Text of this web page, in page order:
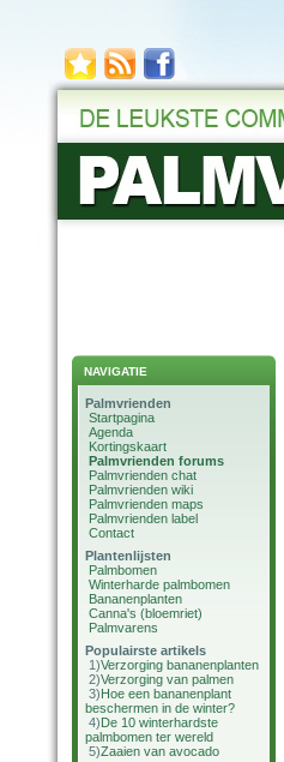
NAVIGATIE
Palmvrienden
Startpagina
Agenda
Kortingskaart
Palmvrienden forums
Palmvrienden chat
Palmvrienden wiki
Palmvrienden maps
Palmvrienden label
Contact
Plantenlijsten
Palmbomen
Winterharde palmbomen
Bananenplanten
Canna's (bloemriet)
Palmvarens
Populairste artikels
1)Verzorging bananenplanten
2)Verzorging van palmen
3)Hoe een bananenplant
beschermen in de winter?
4)De 10 winterhardste
palmbomen ter wereld
5)Zaaien van avocado